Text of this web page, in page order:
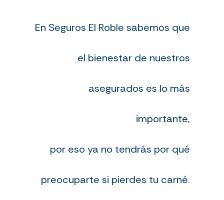
En Seguros El Roble sabemos que
el bienestar de nuestros
asegurados es lo más
importante,
por eso ya no tendrás por qué
preocuparte si pierdes tu carné.